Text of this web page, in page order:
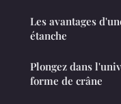
Les avantages
étanche
Plongez dans
forme de crâne